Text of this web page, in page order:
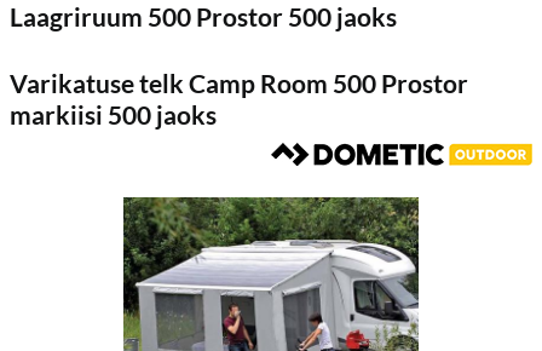
Laagriruum 500 Prostor 500 jaoks
Varikatuse telk Camp Room 500 Prostor
markiisi 500 jaoks